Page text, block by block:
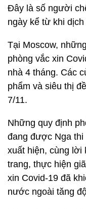
Đây là số người
ngày kể từ khi
Tại Moscow,
phòng vắc xin
nhà 4 tháng. Các
phẩm và siêu thị
7/11.
Những quy định
đang được Nga
xuất hiện, cùng lời
trang, thực hiện
xin Covid-19 đã
nước ngoài tăng